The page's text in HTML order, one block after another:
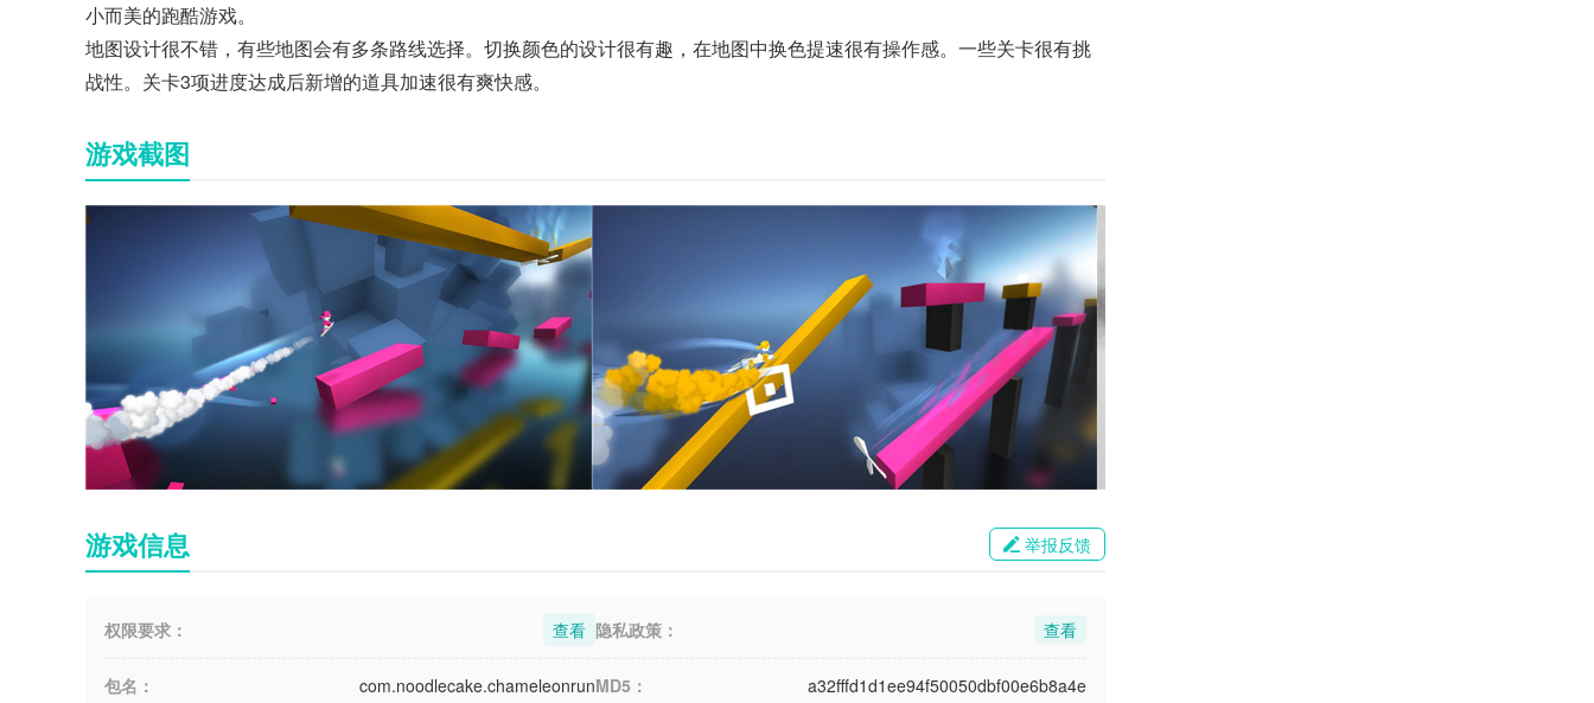
小而美的跑酷游戏。
地图设计很不错，有些地图会有多条路线选择。切换颜色的设计很有趣，在地图中换色提速很有操作感。一些关卡很有挑
战性。关卡3项进度达成后新增的道具加速很有爽快感。
游戏截图
游戏信息 举报反馈
权限要求： 查看 隐私政策： 查看
包名： com.noodlecake.chameleonrunMD5： a32fffd1d1ee94f50050dbf00e6b8a4e